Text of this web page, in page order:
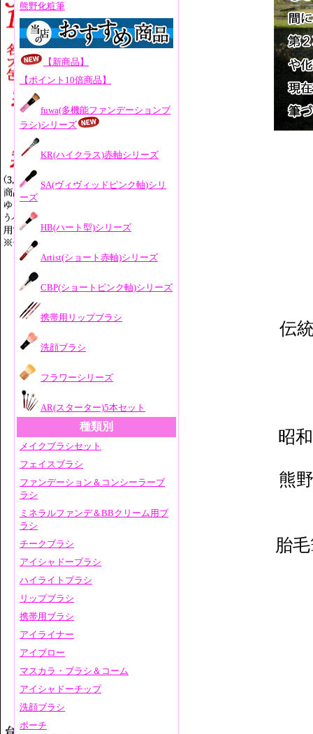
熊野化粧筆
【新商品】
【ポイント10倍商品】
fuwa(多機能ファンデーションブ
ラシ)シリーズ
KR(ハイクラス)赤軸シリーズ
SA(ヴィヴィッドピンク軸)シリ
ーズ
HB(ハート型)シリーズ
Artist(ショート赤軸)シリーズ
CBP(ショートピンク軸)シリーズ
携帯用リップブラシ
洗顔ブラシ
フラワーシリーズ
AR(スターター)5本セット
種類別
メイクブラシセット
フェイスブラシ
ファンデーション＆コンシーラーブ
ラシ
ミネラルファンデ＆BBクリーム用ブ
ラシ
チークブラシ
アイシャドーブラシ
ハイライトブラシ
リップブラシ
携帯用ブラシ
アイライナー
アイブロー
マスカラ・ブラシ＆コーム
アイシャドーチップ
洗顔ブラシ
ポーチ
伝
昭
熊
胎